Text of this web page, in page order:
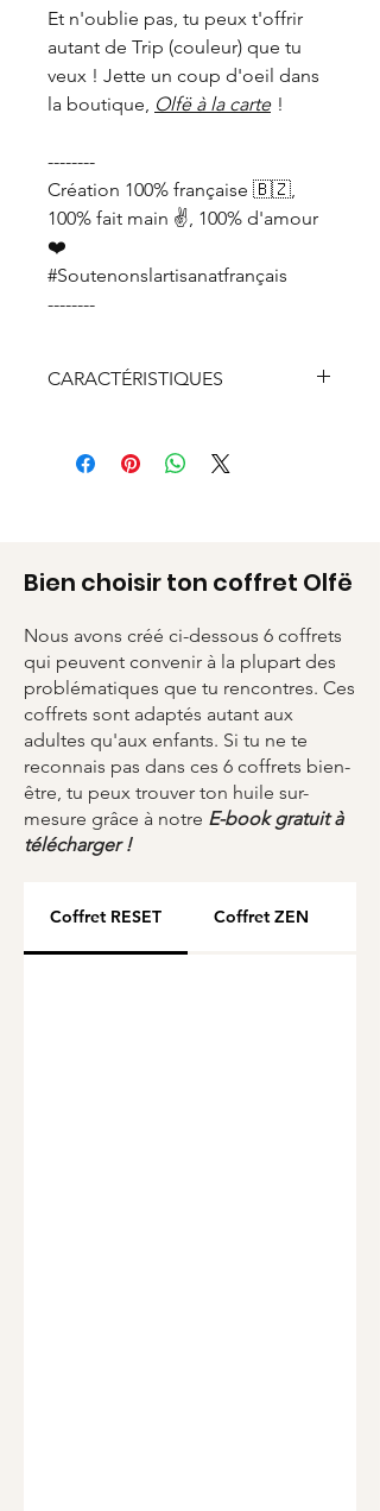
Et n'oublie pas, tu peux t'offrir
autant de Trip (couleur) que tu
veux ! Jette un coup d'oeil dans
la boutique, Olfë à la carte !
--------
Création 100% française 🇧🇿,
100% fait main ✌️, 100% d'amour
❤️
#Soutenonslartisanatfrançais
--------
CARACTÉRISTIQUES
Chaine en argent véritable 925
Garantie sans plomb, sans
nickel, sans cadium
Tour en perles Miyuki du
Japon
Packaging en carton 100 %
recyclé & 100 % recyclable
Chiffonnette : tissu issu de
chutes de récup-recyclage
Huile essentielle Bio de haute
qualité artisanale
Bien choisir ton coffret Olfë
Nous avons créé ci-dessous 6 coffrets
qui peuvent convenir à la plupart des
problématiques que tu rencontres. Ces
coffrets sont adaptés autant aux
adultes qu'aux enfants. Si tu ne te
reconnais pas dans ces 6 coffrets bien-
être, tu peux trouver ton huile sur-
mesure grâce à notre E-book gratuit à
télécharger !
Coffret RESET Coffret ZEN